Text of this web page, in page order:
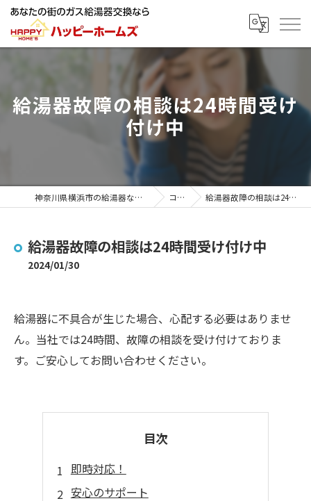
給湯器故障の相談は24時間受け
付け中
神奈川県横浜市の給湯器ならハッピーホームズ コラム 給湯器故障の相談は24時間受け付け中
給湯器故障の相談は24時間受け付け中
2024/01/30
給湯器に不具合が生じた場合、心配する必要はありませ
ん。当社では24時間、故障の相談を受け付けておりま
す。ご安心してお問い合わせください。
目次
即時対応！
安心のサポート